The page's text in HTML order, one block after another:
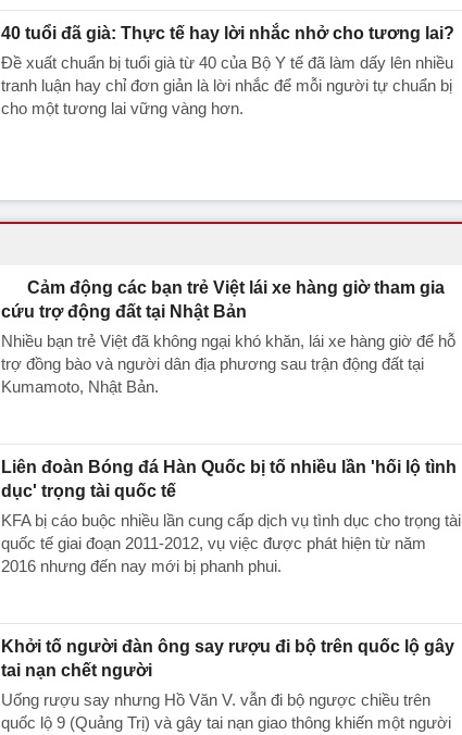
40 tuổi đã già: Thực tế hay lời nhắc nhở cho tương lai?
Đề xuất chuẩn bị tuổi già từ 40 của Bộ Y tế đã làm dấy lên nhiều
tranh luận hay chỉ đơn giản là lời nhắc để mỗi người tự chuẩn bị
cho một tương lai vững vàng hơn.
Cảm động các bạn trẻ Việt lái xe hàng giờ tham gia
cứu trợ động đất tại Nhật Bản
Nhiều bạn trẻ Việt đã không ngại khó khăn, lái xe hàng giờ để hỗ
trợ đồng bào và người dân địa phương sau trận động đất tại
Kumamoto, Nhật Bản.
Liên đoàn Bóng đá Hàn Quốc bị tố nhiều lần 'hối lộ tình
dục' trọng tài quốc tế
KFA bị cáo buộc nhiều lần cung cấp dịch vụ tình dục cho trọng tài
quốc tế giai đoạn 2011-2012, vụ việc được phát hiện từ năm
2016 nhưng đến nay mới bị phanh phui.
Khởi tố người đàn ông say rượu đi bộ trên quốc lộ gây
tai nạn chết người
Uống rượu say nhưng Hồ Văn V. vẫn đi bộ ngược chiều trên
quốc lộ 9 (Quảng Trị) và gây tai nạn giao thông khiến một người